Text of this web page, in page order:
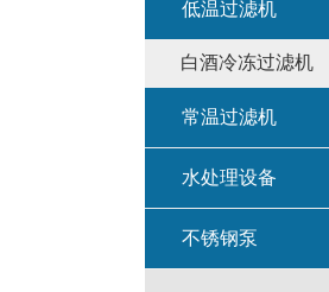
低温过滤机
白酒冷冻过滤机
常温过滤机
水处理设备
不锈钢泵